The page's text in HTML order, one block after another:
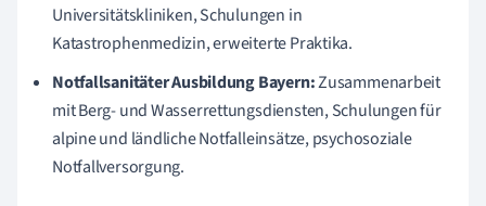
Universitätskliniken, Schulungen in
Katastrophenmedizin, erweiterte Praktika.
Notfallsanitäter Ausbildung Bayern:Zusammenarbeit
mit Berg- und Wasserrettungsdiensten, Schulungen für
alpine und ländliche Notfalleinsätze, psychosoziale
Notfallversorgung.